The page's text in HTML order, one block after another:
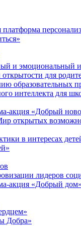
и эмоциональный
для
образовательных
интеллекта для
акция «Добрый
открытых
в интересах
лидеров
акция «Добрый дом»
Добра»